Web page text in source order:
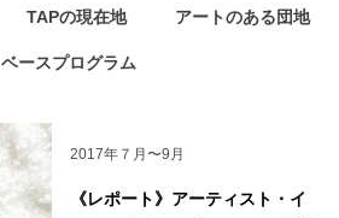
TAPの現在地 アートのある団地
ベースプログラム
2017年７月〜9月
《レポート》アーティスト・イ